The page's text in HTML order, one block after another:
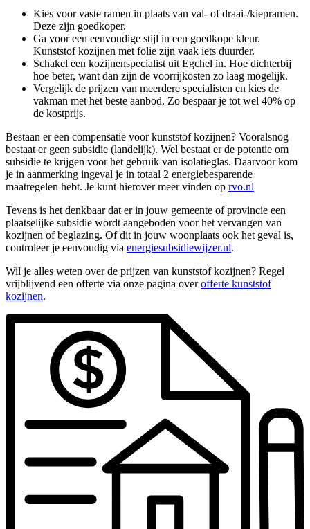
Kies voor vaste ramen in plaats van val- of draai-/kiepramen.
Deze zijn goedkoper.
Ga voor een eenvoudige stijl in een goedkope kleur.
Kunststof kozijnen met folie zijn vaak iets duurder.
Schakel een kozijnenspecialist uit Egchel in. Hoe dichterbij
hoe beter, want dan zijn de voorrijkosten zo laag mogelijk.
Vergelijk de prijzen van meerdere specialisten en kies de
vakman met het beste aanbod. Zo bespaar je tot wel 40% op
de kostprijs.
Bestaan er een compensatie voor kunststof kozijnen? Vooralsnog
bestaat er geen subsidie (landelijk). Wel bestaat er de potentie om
subsidie te krijgen voor het gebruik van isolatieglas. Daarvoor kom
je in aanmerking ingeval je in totaal 2 energiebesparende
maatregelen hebt. Je kunt hierover meer vinden op rvo.nl
Tevens is het denkbaar dat er in jouw gemeente of provincie een
plaatselijke subsidie wordt aangeboden voor het vervangen van
kozijnen of beglazing. Of dit in jouw woonplaats ook het geval is,
controleer je eenvoudig via energiesubsidiewijzer.nl.
Wil je alles weten over de prijzen van kunststof kozijnen? Regel
vrijblijvend een offerte via onze pagina overofferte kunststof
kozijnen.